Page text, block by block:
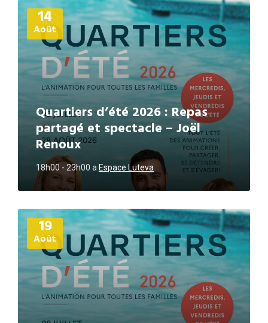
14
Août
Quartiers d’été 2026 : Repas
partagé et spectacle – Joël
Renoux
18h00 - 23h00 a Espace Luteva
Plus
d'informations
19
Août
Plus
d'informations